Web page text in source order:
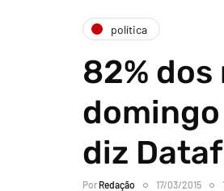
política
82%
diz
Por Redação 17/03/2015